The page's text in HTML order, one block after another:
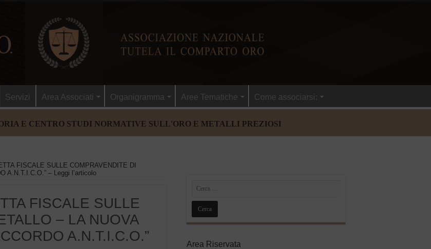
Servizi Area Associati Organigramma Aree Tematiche Come associarsi:
E CENTRO STUDI NORMATIVE SULL'ORO E METALLI PREZIOSI
FISCALE SULLE COMPRAVENDITE DI
A.N.T.I.C.O.” – Leggi l’articolo
FISCALE SULLE
– LA NUOVA
A.N.T.I.C.O.”
Area Riservata